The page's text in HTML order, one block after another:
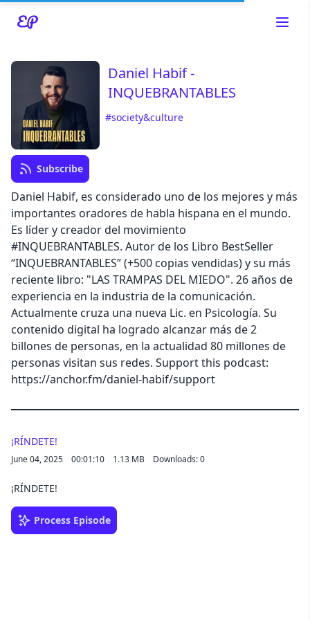
Read about our content policies
Daniel Habif -
INQUEBRANTABLES
#society&culture
Subscribe
Daniel Habif, es considerado uno de los mejores y más
importantes oradores de habla hispana en el mundo.
Es líder y creador del movimiento
#INQUEBRANTABLES. Autor de los Libro BestSeller
“INQUEBRANTABLES” (+500 copias vendidas) y su más
reciente libro: "LAS TRAMPAS DEL MIEDO". 26 años de
experiencia en la industria de la comunicación.
Actualmente cruza una nueva Lic. en Psicología. Su
contenido digital ha logrado alcanzar más de 2
billones de personas, en la actualidad 80 millones de
personas visitan sus redes. Support this podcast:
https://anchor.fm/daniel-habif/support
Cancel
¡RÍNDETE!
June 04, 2025 00:01:10 1.13 MB Downloads: 0
¡RÍNDETE!
Process Episode